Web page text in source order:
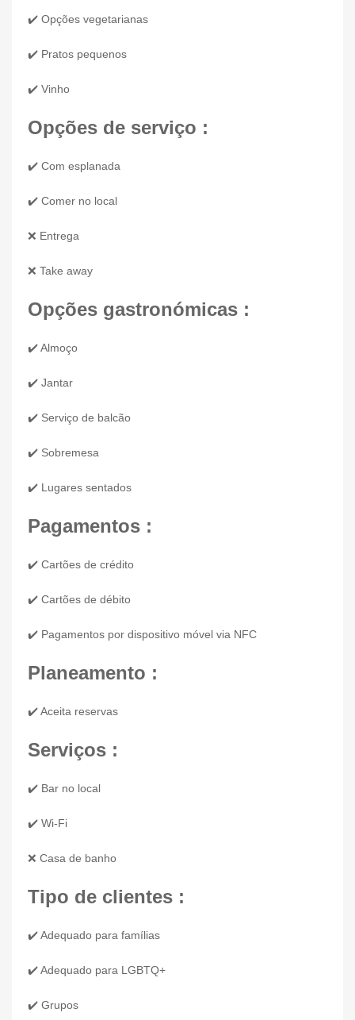
✔️ Opções vegetarianas
✔️ Pratos pequenos
✔️ Vinho
Opções de serviço :
✔️ Com esplanada
✔️ Comer no local
❌ Entrega
❌ Take away
Opções gastronómicas :
✔️ Almoço
✔️ Jantar
✔️ Serviço de balcão
✔️ Sobremesa
✔️ Lugares sentados
Pagamentos :
✔️ Cartões de crédito
✔️ Cartões de débito
✔️ Pagamentos por dispositivo móvel via NFC
Planeamento :
✔️ Aceita reservas
Serviços :
✔️ Bar no local
✔️ Wi-Fi
❌ Casa de banho
Tipo de clientes :
✔️ Adequado para famílias
✔️ Adequado para LGBTQ+
✔️ Grupos